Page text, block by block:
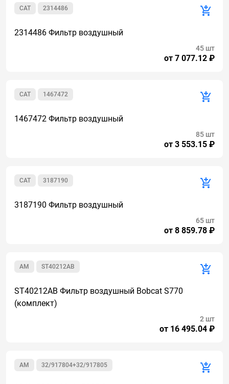
2314486
CAT
2314486 Фильтр воздушный
от 7 077.12 ₽
45 шт
1467472
CAT
1467472 Фильтр воздушный
от 3 553.15 ₽
85 шт
3187190
CAT
3187190 Фильтр воздушный
от 8 859.78 ₽
65 шт
ST40212AB
AM
ST40212AB Фильтр воздушный Bobcat S770
(комплект)
от 16 495.04 ₽
2 шт
32/917804+32/917805
AM